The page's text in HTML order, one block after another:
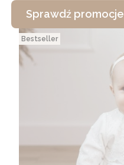
Sprawdź promocje
Bestseller